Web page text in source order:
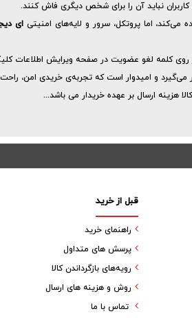
نباید آن را برای شخص دیگری فاش کنند.
ای
بر روی کلمه لغو عضویت در صفحه ویرایش اطلاعات
و امیدوار است که تجربه‌ی خریدی امن، راحت
هزینه ارسال بر عهده خریدار می باشد...
قبل از خرید
راهنمای خرید
پرسش های متداول
رویه‌های بازگرداندن کالا
روش و هزینه های ارسال
تماس با ما